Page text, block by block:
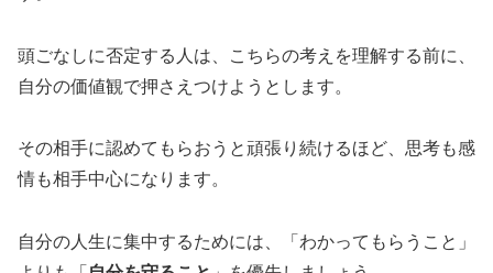
頭ごなしに否定する人は、こちらの考えを理解する前に、
自分の価値観で押さえつけようとします。
その相手に認めてもらおうと頑張り続けるほど、思考も感
情も相手中心になります。
自分の人生に集中するためには、「わかってもらうこと」